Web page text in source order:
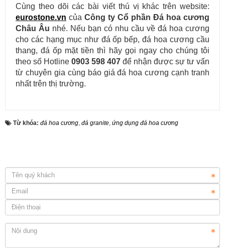
Cùng theo dõi các bài viết thú vị khác trên website:
eurostone.vn của Công ty Cổ phần Đá hoa cương
Châu Âu nhé. Nếu bạn có nhu cầu về đá hoa cương
cho các hạng mục như đá ốp bếp, đá hoa cương cầu
thang, đá ốp mặt tiền thì hãy gọi ngay cho chúng tôi
theo số Hotline 0903 598 407 để nhận được sự tư vấn
từ chuyên gia cùng báo giá đá hoa cương cạnh tranh
nhất trên thị trường.
Từ khóa: đá hoa cương, đá granite, ứng dụng đá hoa cương
Đá tự nhiên ốp tường - Sự lựa chọn tuyệt vời cho ngôi nhà của
bạn
ĐƠN VỊ CUNG CẤP & THI CÔNG ĐÁ ỐP CỘT ĐÁ TRỤ CỔNG